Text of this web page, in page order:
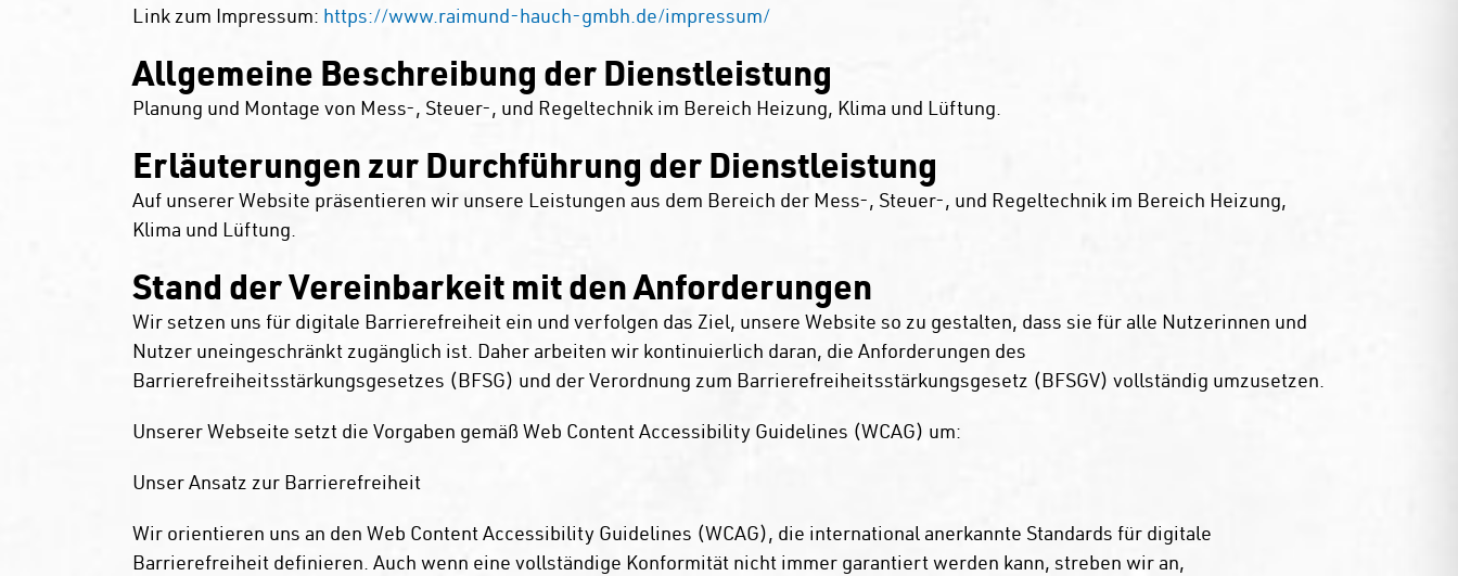
Link zum Impressum: https://www.raimund-hauch-gmbh.de/impressum/
Allgemeine Beschreibung der Dienstleistung
Planung und Montage von Mess-, Steuer-, und Regeltechnik im Bereich Heizung, Klima und Lüftung.
Erläuterungen zur Durchführung der Dienstleistung
Auf unserer Website präsentieren wir unsere Leistungen aus dem Bereich der Mess-, Steuer-, und Regeltechnik im Bereich Heizung,
Klima und Lüftung.
Stand der Vereinbarkeit mit den Anforderungen
Wir setzen uns für digitale Barrierefreiheit ein und verfolgen das Ziel, unsere Website so zu gestalten, dass sie für alle Nutzerinnen und
Nutzer uneingeschränkt zugänglich ist. Daher arbeiten wir kontinuierlich daran, die Anforderungen des
Barrierefreiheitsstärkungsgesetzes (BFSG) und der Verordnung zum Barrierefreiheitsstärkungsgesetz (BFSGV) vollständig umzusetzen.
Unserer Webseite setzt die Vorgaben gemäß Web Content Accessibility Guidelines (WCAG) um:
Unser Ansatz zur Barrierefreiheit
Wir orientieren uns an den Web Content Accessibility Guidelines (WCAG), die international anerkannte Standards für digitale
Barrierefreiheit definieren. Auch wenn eine vollständige Konformität nicht immer garantiert werden kann, streben wir an,